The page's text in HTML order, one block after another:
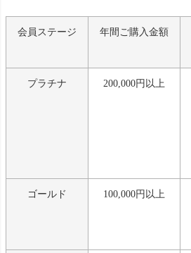
会員ステージ 年間ご購入金額
プラチナ 200,000円以上
ゴールド 100,000円以上